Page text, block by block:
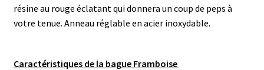
résine au rouge éclatant qui donnera un coup de peps à
votre tenue. Anneau réglable en acier inoxydable.
Caractéristiques de la bague Framboise